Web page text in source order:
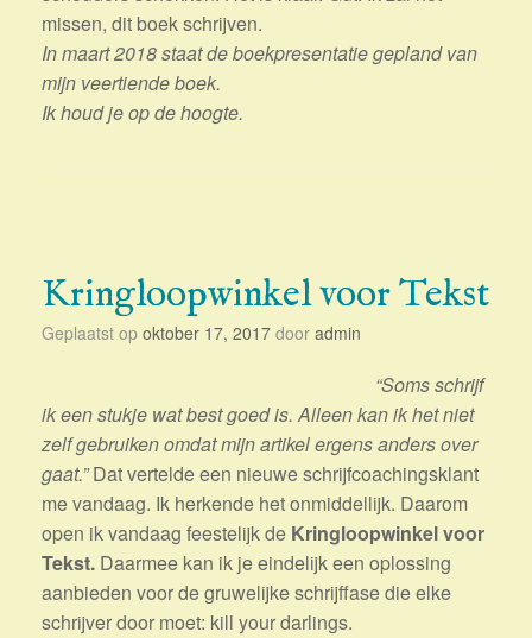
missen, dit boek schrijven.
In maart 2018 staat de boekpresentatie gepland van
mijn veertiende boek.
Ik houd je op de hoogte.
Kringloopwinkel voor Tekst
Geplaatst op oktober 17, 2017 door admin
“Soms schrijf
ik een stukje wat best goed is. Alleen kan ik het niet
zelf gebruiken omdat mijn artikel ergens anders over
gaat.”Dat vertelde een nieuwe schrijfcoachingsklant
me vandaag. Ik herkende het onmiddellijk. Daarom
open ik vandaag feestelijk de Kringloopwinkel voor
Tekst. Daarmee kan ik je eindelijk een oplossing
aanbieden voor de gruwelijke schrijffase die elke
schrijver door moet: kill your darlings.